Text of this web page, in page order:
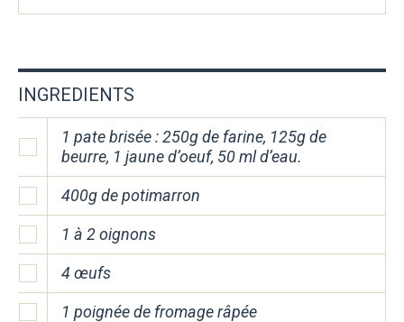
INGREDIENTS
1 pate brisée : 250g de farine, 125g de
beurre, 1 jaune d’oeuf, 50 ml d’eau.
400g de potimarron
1 à 2 oignons
4 œufs
1 poignée de fromage râpée